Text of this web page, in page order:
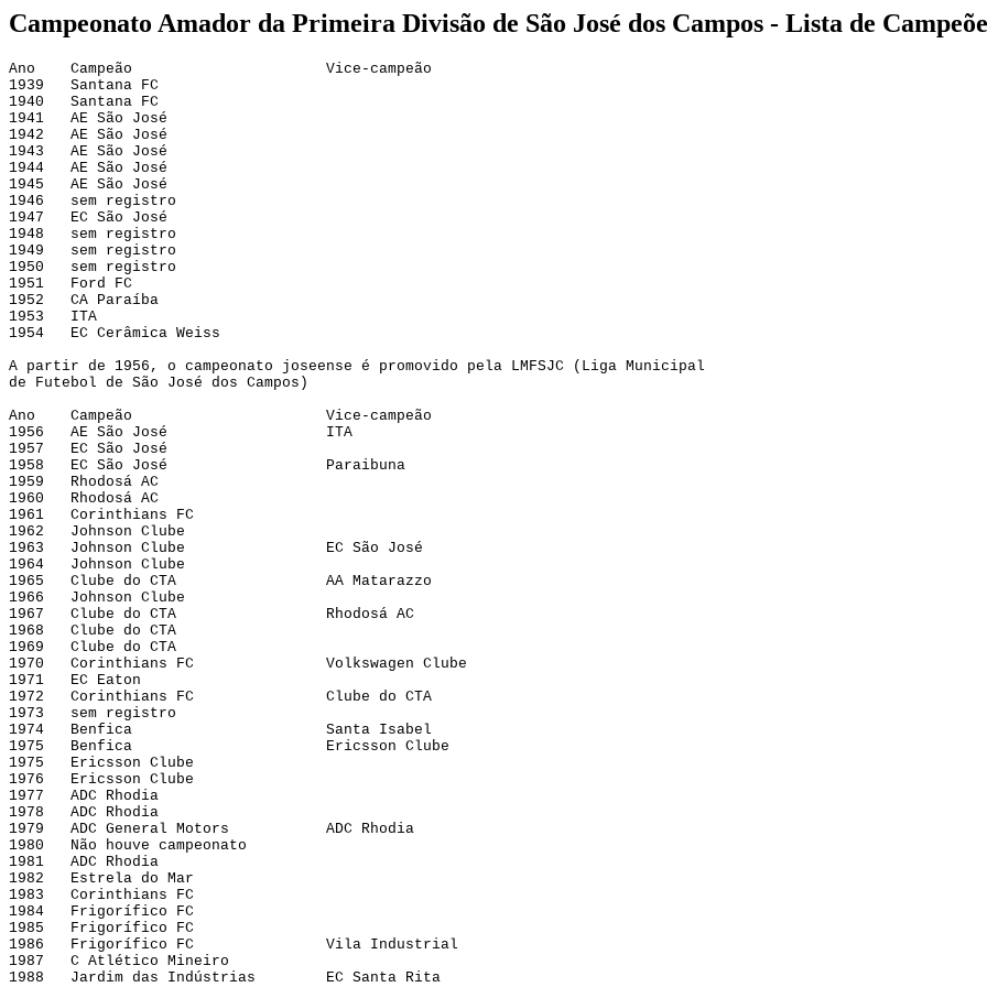
Campeonato Amador da Primeira Divisão de São José dos Campos - Lista de
Ano    Campeão                      Vice-campeão
1939   Santana FC
1940   Santana FC
1941   AE São José
1942   AE São José
1943   AE São José
1944   AE São José
1945   AE São José
1946   sem registro
1947   EC São José
1948   sem registro
1949   sem registro
1950   sem registro
1951   Ford FC
1952   CA Paraíba
1953   ITA
1954   EC Cerâmica Weiss
A partir de 1956, o campeonato joseense é promovido pela LMFSJC (Liga Municipal
de Futebol de São José dos Campos)
Ano    Campeão                      Vice-campeão
1956   AE São José                  ITA
1957   EC São José
1958   EC São José                  Paraibuna
1959   Rhodosá AC
1960   Rhodosá AC
1961   Corinthians FC
1962   Johnson Clube
1963   Johnson Clube                EC São José
1964   Johnson Clube
1965   Clube do CTA                 AA Matarazzo
1966   Johnson Clube
1967   Clube do CTA                 Rhodosá AC
1968   Clube do CTA
1969   Clube do CTA
1970   Corinthians FC               Volkswagen Clube
1971   EC Eaton
1972   Corinthians FC               Clube do CTA
1973   sem registro
1974   Benfica                      Santa Isabel
1975   Benfica                      Ericsson Clube
1975   Ericsson Clube
1976   Ericsson Clube
1977   ADC Rhodia
1978   ADC Rhodia
1979   ADC General Motors           ADC Rhodia
1980   Não houve campeonato
1981   ADC Rhodia
1982   Estrela do Mar
1983   Corinthians FC
1984   Frigorífico FC
1985   Frigorífico FC
1986   Frigorífico FC               Vila Industrial
1987   C Atlético Mineiro
1988   Jardim das Indústrias        EC Santa Rita